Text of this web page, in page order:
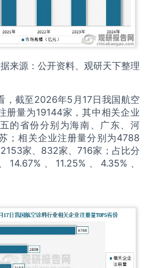
来源：公开资料、观研天下整理
，截至2026年5月17日我国航空
册量为19144家，其中相关企业
的省份分别为海南、广东、河
；相关企业注册量分别为4788
家、832家、716家；占比分
14.67%、11.25%、4.35%、